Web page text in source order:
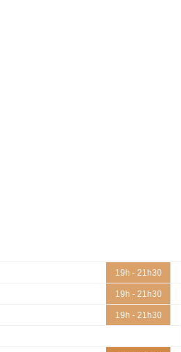
19h - 21h30
19h - 21h30
19h - 21h30